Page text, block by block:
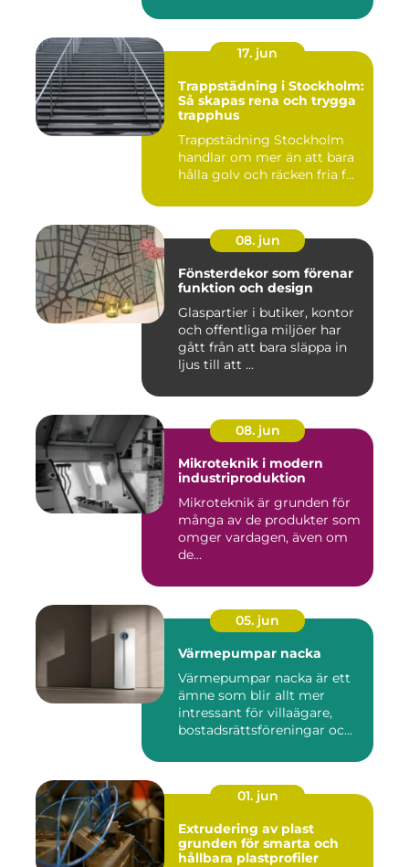
17. jun
Trappstädning i Stockholm:
Så skapas rena och trygga
trapphus
Trappstädning Stockholm
handlar om mer än att bara
hålla golv och räcken fria f...
08. jun
Fönsterdekor som förenar
funktion och design
Glaspartier i butiker, kontor
och offentliga miljöer har
gått från att bara släppa in
ljus till att ...
08. jun
Mikroteknik i modern
industriproduktion
Mikroteknik är grunden för
många av de produkter som
omger vardagen, även om
de...
05. jun
Värmepumpar nacka
Värmepumpar nacka är ett
ämne som blir allt mer
intressant för villaägare,
bostadsrättsföreningar oc...
01. jun
Extrudering av plast
grunden för smarta och
hållbara plastprofiler